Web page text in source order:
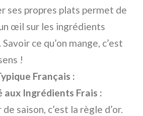
ses propres plats permet de
œil sur les ingrédients
ce qu’on mange, c’est
!
Français :
aux Ingrédients Frais :
saison, c’est la règle d’or.